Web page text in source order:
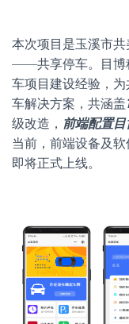
本次项目是玉溪市
——共享停车。目博
车项目建设经验，
车解决方案，共涵盖
级改造， 前端配置
当前，前端设备及
即将正式上线。